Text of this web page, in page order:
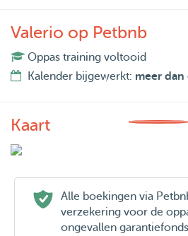
Valerio op Petbnb
Oppas training voltooid
Kalender bijgewerkt: meer
Kaart
Alle boekingen via
verzekering voor de
ongevallen